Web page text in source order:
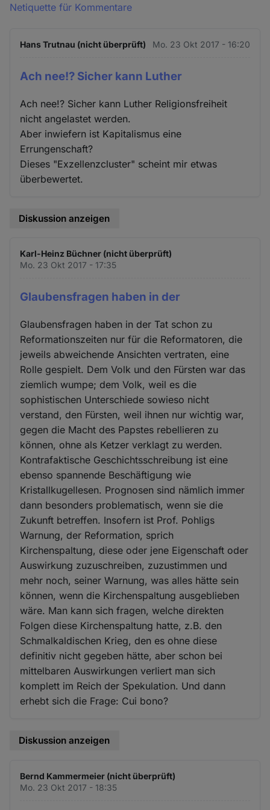
Netiquette für Kommentare
Hans Trutnau (nicht überprüft) Mo. 23 Okt 2017 - 16:20
Ach nee!? Sicher kann Luther
Ach nee!? Sicher kann Luther Religionsfreiheit
nicht angelastet werden.
Aber inwiefern ist Kapitalismus eine
Errungenschaft?
Dieses "Exzellenzcluster" scheint mir etwas
überbewertet.
Diskussion anzeigen
Karl-Heinz Büchner (nicht überprüft)
Mo. 23 Okt 2017 - 17:35
Glaubensfragen haben in der
Glaubensfragen haben in der Tat schon zu
Reformationszeiten nur für die Reformatoren, die
jeweils abweichende Ansichten vertraten, eine
Rolle gespielt. Dem Volk und den Fürsten war das
ziemlich wumpe; dem Volk, weil es die
sophistischen Unterschiede sowieso nicht
verstand, den Fürsten, weil ihnen nur wichtig war,
gegen die Macht des Papstes rebellieren zu
können, ohne als Ketzer verklagt zu werden.
Kontrafaktische Geschichtsschreibung ist eine
ebenso spannende Beschäftigung wie
Kristallkugellesen. Prognosen sind nämlich immer
dann besonders problematisch, wenn sie die
Zukunft betreffen. Insofern ist Prof. Pohligs
Warnung, der Reformation, sprich
Kirchenspaltung, diese oder jene Eigenschaft oder
Auswirkung zuzuschreiben, zuzustimmen und
mehr noch, seiner Warnung, was alles hätte sein
können, wenn die Kirchenspaltung ausgeblieben
wäre. Man kann sich fragen, welche direkten
Folgen diese Kirchenspaltung hatte, z.B. den
Schmalkaldischen Krieg, den es ohne diese
definitiv nicht gegeben hätte, aber schon bei
mittelbaren Auswirkungen verliert man sich
komplett im Reich der Spekulation. Und dann
erhebt sich die Frage: Cui bono?
Diskussion anzeigen
Bernd Kammermeier (nicht überprüft)
Mo. 23 Okt 2017 - 18:35